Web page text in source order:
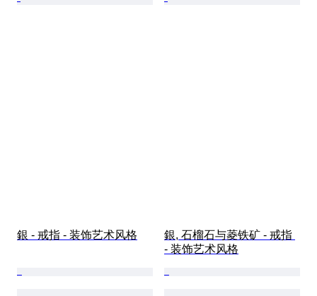
銀 - 戒指 - 装饰艺术风格
銀, 石榴石与菱铁矿 - 戒指
- 装饰艺术风格